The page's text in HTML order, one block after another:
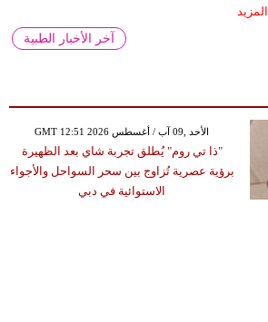
المزيد
آخر الأخبار الطبية
GMT 12:51 2026 الأحد ,09 آب / أغسطس
"ذا تي روم" يُطلق تجربة شاي بعد الظهيرة
برؤية عصرية تُزاوج بين سحر السواحل والأجواء
الاستوائية في دبي